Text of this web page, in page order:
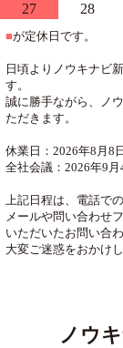
27
28
■が定休日です。
日頃よりノウキナビ
す。
誠に勝手ながら、ノ
ただきます。
休業日：2026年8月8
全社会議：2026年9月
上記日程は、電話で
メールや問い合わせ
いただいたお問い合
大変ご迷惑をおかけ
ノウ